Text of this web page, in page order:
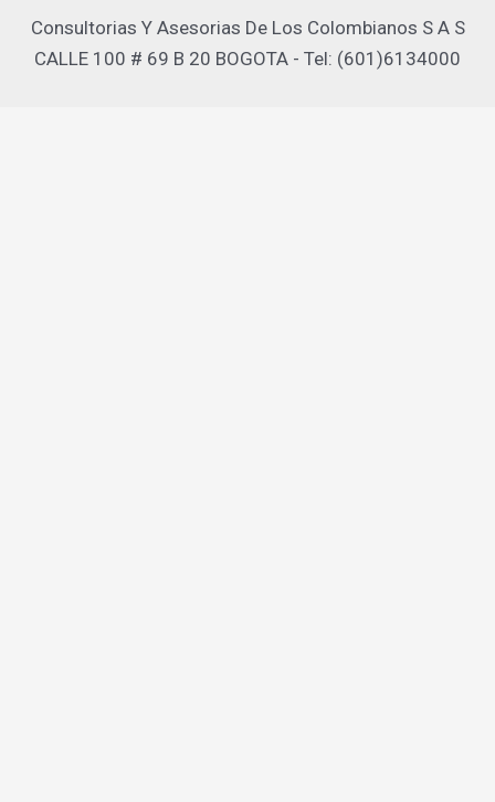
Consultorias Y Asesorias De Los Colombianos S A S
CALLE 100 # 69 B 20 BOGOTA - Tel: (601)6134000